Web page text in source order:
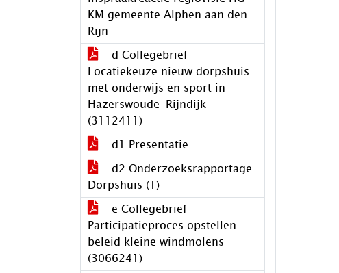
KM gemeente Alphen aan den
Rijn
d Collegebrief
Locatiekeuze nieuw dorpshuis
met onderwijs en sport in
Hazerswoude-Rijndijk
(3112411)
d1 Presentatie
d2 Onderzoeksrapportage
Dorpshuis (1)
e Collegebrief
Participatieproces opstellen
beleid kleine windmolens
(3066241)